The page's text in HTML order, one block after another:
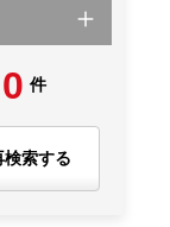
0 件
検索する